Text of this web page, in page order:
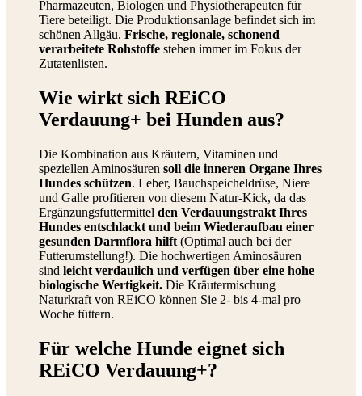
Pharmazeuten, Biologen und Physiotherapeuten für
Tiere beteiligt. Die Produktionsanlage befindet sich im
schönen Allgäu. Frische, regionale, schonend
verarbeitete Rohstoffe stehen immer im Fokus der
Zutatenlisten.
Wie wirkt sich REiCO
Verdauung+ bei Hunden aus?
Die Kombination aus Kräutern, Vitaminen und
speziellen Aminosäuren soll die inneren Organe Ihres
Hundes schützen. Leber, Bauchspeicheldrüse, Niere
und Galle profitieren von diesem Natur-Kick, da das
Ergänzungsfuttermittel den Verdauungstrakt Ihres
Hundes entschlackt und beim Wiederaufbau einer
gesunden Darmflora hilft (Optimal auch bei der
Futterumstellung!). Die hochwertigen Aminosäuren
sind leicht verdaulich und verfügen über eine hohe
biologische Wertigkeit. Die Kräutermischung
Naturkraft von REiCO können Sie 2- bis 4-mal pro
Woche füttern.
Für welche Hunde eignet sich
REiCO Verdauung+?